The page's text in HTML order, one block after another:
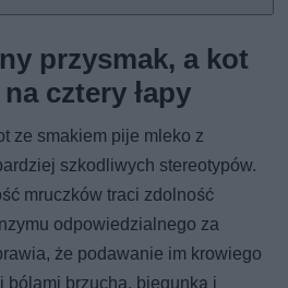
przysmak, a kot
cztery łapy
ze smakiem pije mleko z
szkodliwych stereotypów.
mruczków traci zdolność
odpowiedzialnego za
że podawanie im krowiego
bólami brzucha, biegunką i